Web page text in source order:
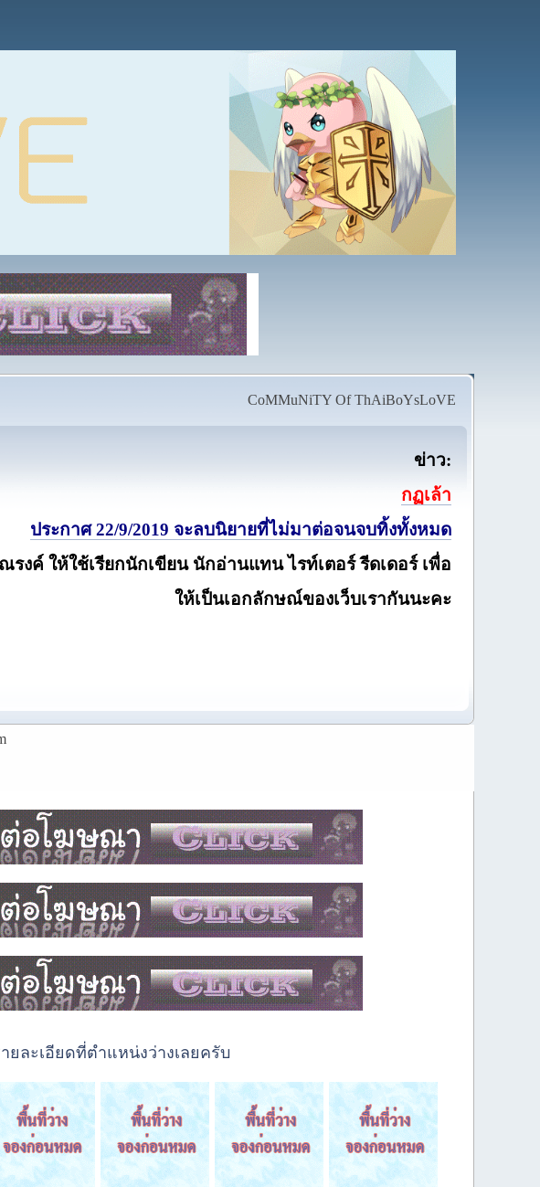
CoMMuNiTY Of ThAiBoYsLoVE
ข่าว:
กฏเล้า
ประกาศ 22/9/2019 จะลบนิยายที่ไม่มาต่อจนจบทิ้งทั้งหมด
รงค์ ให้ใช้เรียกนักเขียน นักอ่านแทน ไรท์เตอร์ รีดเดอร์ เพื่อ
ให้เป็นเอกลักษณ์ของเว็บเรากันนะคะ
ยละเอียดที่ตำแหน่งว่างเลยครับ